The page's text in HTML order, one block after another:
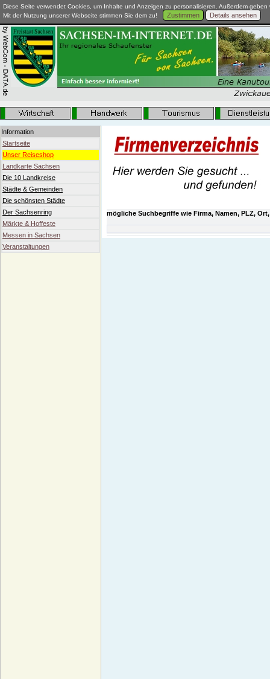
Diese Seite verwendet Cookies, um Inhalte und Anzeigen zu personalisieren. Außerdem
Mit der Nutzung unserer Webseite stimmen Sie dem zu!
Zustimmen Details ansehen
Information
Startseite
Unser Reiseshop
Landkarte Sachsen
Die 10 Landkreise
Städte & Gemeinden
Die schönsten Städte
Der Sachsenring
Märkte & Hoffeste
Messen in Sachsen
Veranstaltungen
mögliche Suchbegriffe wie Firma, Namen, PLZ,